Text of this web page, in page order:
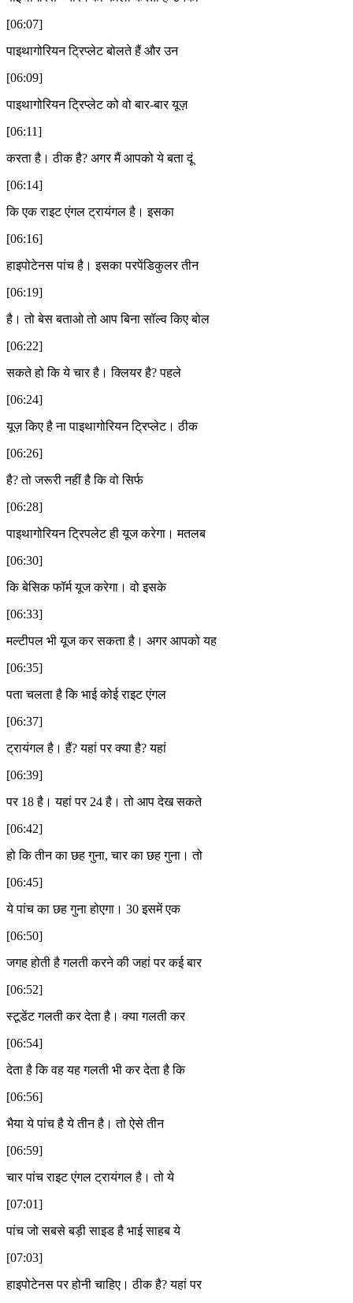
[06:07]
पाइथागोरियन ट्रिप्लेट बोलते हैं और उन
[06:09]
पाइथागोरियन ट्रिप्लेट को वो बार-बार यूज़
[06:11]
करता है। ठीक है? अगर मैं आपको ये बता दूं
[06:14]
कि एक राइट एंगल ट्रायंगल है। इसका
[06:16]
हाइपोटेनस पांच है। इसका परपेंडिकुलर तीन
[06:19]
है। तो बेस बताओ तो आप बिना सॉल्व किए बोल
[06:22]
सकते हो कि ये चार है। क्लियर है? पहले
[06:24]
यूज़ किए है ना पाइथागोरियन ट्रिप्लेट। ठीक
[06:26]
है? तो जरूरी नहीं है कि वो सिर्फ
[06:28]
पाइथागोरियन ट्रिपलेट ही यूज करेगा। मतलब
[06:30]
कि बेसिक फॉर्म यूज करेगा। वो इसके
[06:33]
मल्टीपल भी यूज कर सकता है। अगर आपको यह
[06:35]
पता चलता है कि भाई कोई राइट एंगल
[06:37]
ट्रायंगल है। हैं? यहां पर क्या है? यहां
[06:39]
पर 18 है। यहां पर 24 है। तो आप देख सकते
[06:42]
हो कि तीन का छह गुना, चार का छह गुना। तो
[06:45]
ये पांच का छह गुना होएगा। 30 इसमें एक
[06:50]
जगह होती है गलती करने की जहां पर कई बार
[06:52]
स्टूडेंट गलती कर देता है। क्या गलती कर
[06:54]
देता है कि वह यह गलती भी कर देता है कि
[06:56]
भैया ये पांच है ये तीन है। तो ऐसे तीन
[06:59]
चार पांच राइट एंगल ट्रायंगल है। तो ये
[07:01]
पांच जो सबसे बड़ी साइड है भाई साहब ये
[07:03]
हाइपोटेनस पर होनी चाहिए। ठीक है? यहां पर